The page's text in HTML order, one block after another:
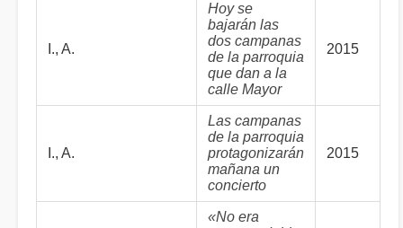
I., A.
Hoy se
bajarán las
dos campanas
de la parroquia
que dan a la
calle Mayor
2015
I., A.
Las campanas
de la parroquia
protagonizarán
mañana un
concierto
2015
«No era